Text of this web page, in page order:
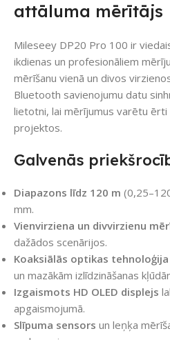
attāluma mērītājs
Mileseey DP20 Pro 100 ir
ikdienas un profesionāliem
mērīšanu vienā un divos
Bluetooth savienojumu datu
lietotni, lai mērījumus varētu
projektos.
Galvenās
Diapazons līdz 120 m
mm.
Vienvirziena un divvirzienu
dažādos scenārijos.
Koaksiālās optikas tehnoloģija
un mazākām izlīdzināšanas
Izgaismots HD OLED displejs
apgaismojumā.
Slīpuma sensors un leņķa